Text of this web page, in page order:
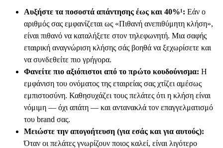
Αυξήστε τα ποσοστά απάντησης έως και 40%¹: Εάν ο
αριθμός σας εμφανίζεται ως «Πιθανή ανεπιθύμητη κλήση»,
είναι πιθανό να καταλήξετε στον τηλεφωνητή. Μια σαφής
εταιρική αναγνώριση κλήσης σάς βοηθά να ξεχωρίσετε και
να συνδεθείτε πιο γρήγορα.
Φανείτε πιο αξιόπιστοι από το πρώτο κουδούνισμα: Η
εμφάνιση του ονόματος της εταιρείας σας χτίζει αμέσως
εμπιστοσύνη. Καθησυχάζει τους πελάτες ότι η κλήση είναι
νόμιμη — όχι απάτη — και αντανακλά τον επαγγελματισμό
του brand σας.
Μειώστε την απογοήτευση (για εσάς και για αυτούς):
Όταν οι πελάτες γνωρίζουν ποιος καλεί, είναι λιγότερο